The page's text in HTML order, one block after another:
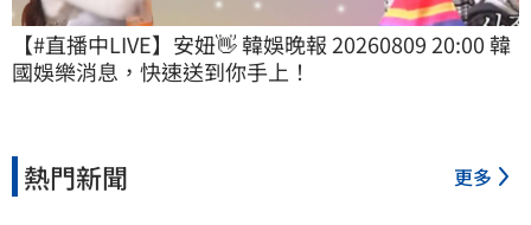
【#直播中LIVE】安妞👋 韓娛晚報 20260809 20:00 韓
國娛樂消息，快速送到你手上！
熱門新聞 更多